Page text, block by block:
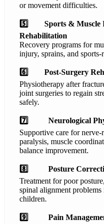
or movement difficulties.
5️
Sports &
Rehabilitation
Recovery programs for
injury, sprains, and sports-
6️
Post-Surgery
Physiotherapy after
joint surgeries to regain
safely.
7️
Neurological
Supportive care for nerve-
paralysis, muscle
balance improvement.
8️
Posture
Treatment for poor
spinal alignment
children.
9️
Pain